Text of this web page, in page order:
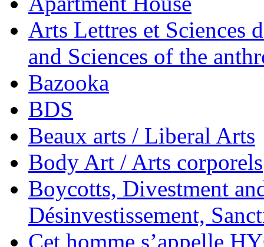
Arts Lettres et Sciences
and Sciences of the
Bazooka
BDS
Beaux arts / Liberal Arts
Body Art / Arts corporels
Boycotts, Divestment
Désinvestissement,
Cet homme s’appelle